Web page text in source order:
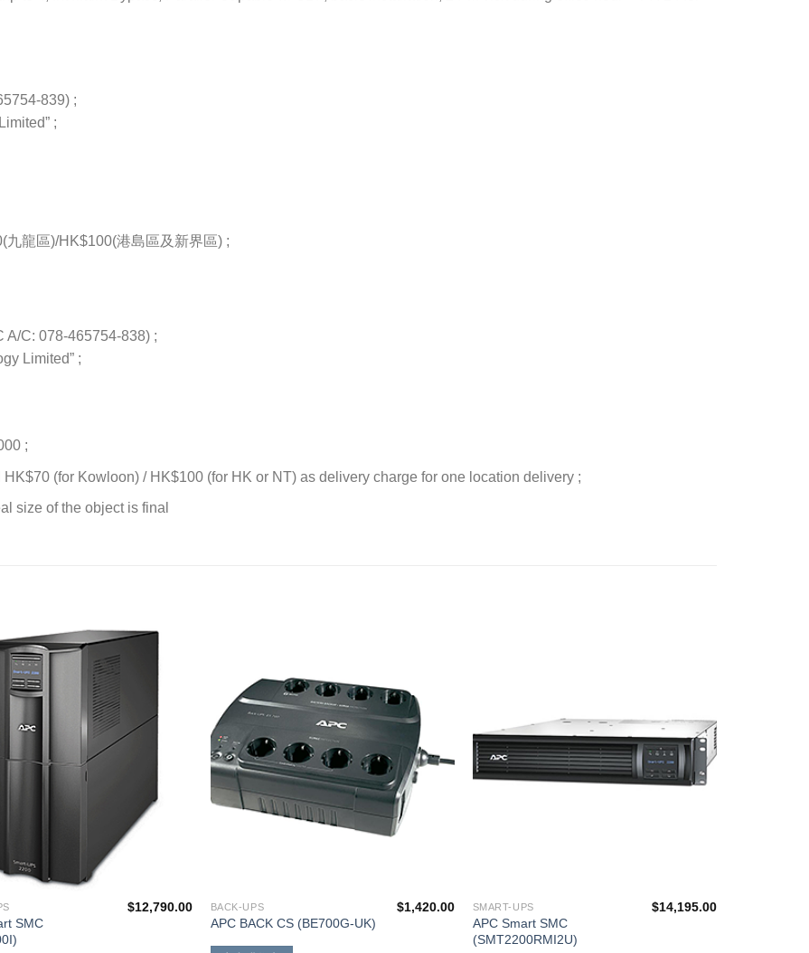
839) ;
;
龍區)/HK$100(港島區及新界區) ;
A/C: 078-465754-838) ;
Limited” ;
;
(for Kowloon) / HK$100 (for HK or NT) as delivery charge for one location delivery ;
size of the object is final
SMC
$12,790.00 BACK-UPS
APC BACK CS (BE700G-UK)
$1,420.00 SMART-UPS
APC Smart SMC
(SMT2200RMI2U)
$14,195.00